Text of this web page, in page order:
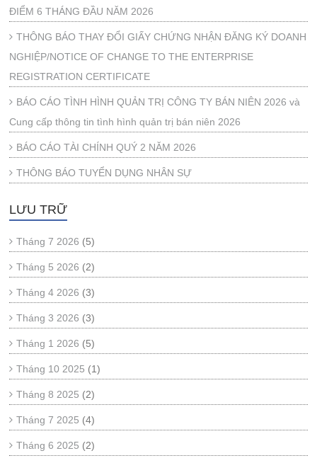
ĐIỂM 6 THÁNG ĐẦU NĂM 2026
THÔNG BÁO THAY ĐỔI GIẤY CHỨNG NHẬN ĐĂNG KÝ DOANH
NGHIỆP/NOTICE OF CHANGE TO THE ENTERPRISE
REGISTRATION CERTIFICATE
BÁO CÁO TÌNH HÌNH QUẢN TRỊ CÔNG TY BÁN NIÊN 2026 và
Cung cấp thông tin tình hình quản trị bán niên 2026
BÁO CÁO TÀI CHÍNH QUÝ 2 NĂM 2026
THÔNG BÁO TUYỂN DỤNG NHÂN SỰ
LƯU TRỮ
Tháng 7 2026 (5)
Tháng 5 2026 (2)
Tháng 4 2026 (3)
Tháng 3 2026 (3)
Tháng 1 2026 (5)
Tháng 10 2025 (1)
Tháng 8 2025 (2)
Tháng 7 2025 (4)
Tháng 6 2025 (2)